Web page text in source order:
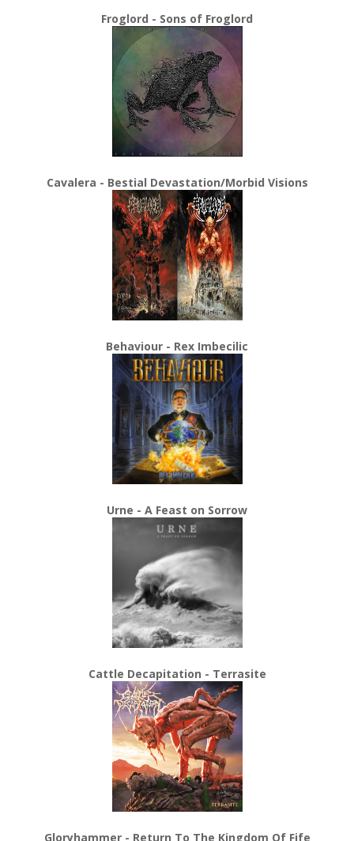
Froglord - Sons of Froglord
Cavalera - Bestial Devastation/Morbid Visions
Behaviour - Rex Imbecilic
Urne - A Feast on Sorrow
Cattle Decapitation - Terrasite
Gloryhammer - Return To The Kingdom Of Fife